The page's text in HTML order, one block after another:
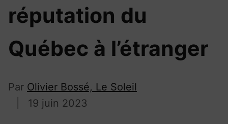
réputation du
Québec à l’étranger
Par Olivier Bossé, Le Soleil
19 juin 2023